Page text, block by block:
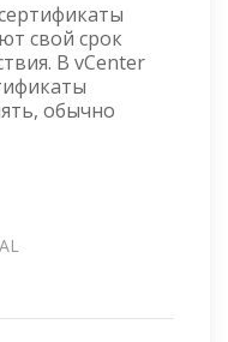
ЗАМЕНА
СЕРТИФИКАТОВ
С
ПОМОЩЬЮ
ИЗМЕНЕНИЯ
свой срок
В vCenter
обычно